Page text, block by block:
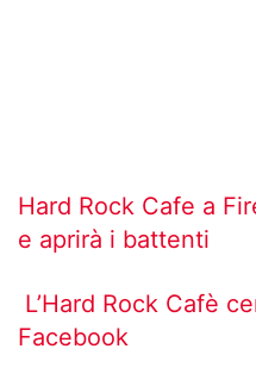
Hard Rock Cafe a
e aprirà i battenti
L’Hard Rock Cafè
Facebook